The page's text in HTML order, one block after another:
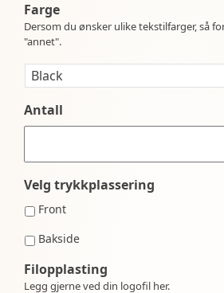
Farge
Dersom du ønsker ulike tekstilfarger, så
"annet".
Antall
Velg trykkplassering
Front
Bakside
Filopplasting
Legg gjerne ved din logofil her.